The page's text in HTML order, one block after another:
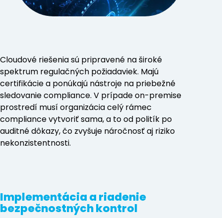
Cloudové riešenia sú pripravené na široké
spektrum regulačných požiadaviek. Majú
certifikácie a ponúkajú nástroje na priebežné
sledovanie compliance. V prípade on-premise
prostredí musí organizácia celý rámec
compliance vytvoriť sama, a to od politík po
auditné dôkazy, čo zvyšuje náročnosť aj riziko
nekonzistentnosti.
Implementácia a riadenie
bezpečnostných kontrol